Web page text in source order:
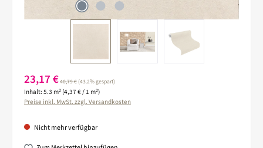
Verkaufspreis:
23,17 €Regulärer Preis:
40,79 €(43.2% gespart)
Inhalt: 5.3 m² (4,37 € / 1 m²)
Preise inkl. MwSt. zzgl. Versandkosten
Nicht mehr verfügbar